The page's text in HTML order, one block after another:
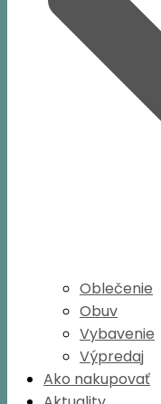
Oblečenie
Obuv
Vybavenie
Výpredaj
Ako nakupovať